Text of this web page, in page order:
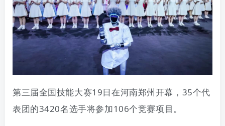
第三届全国技能大赛19日在河南郑州开幕， 35个代
表团的3420名选手将参加106个竞赛项目。